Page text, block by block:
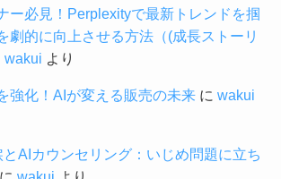
ー必見！Perplexityで最新トレンドを掴
劇的に向上させる方法（(成長ストーリ
wakui より
強化！AIが変える販売の未来に wakui
AIカウンセリング：いじめ問題に立ち